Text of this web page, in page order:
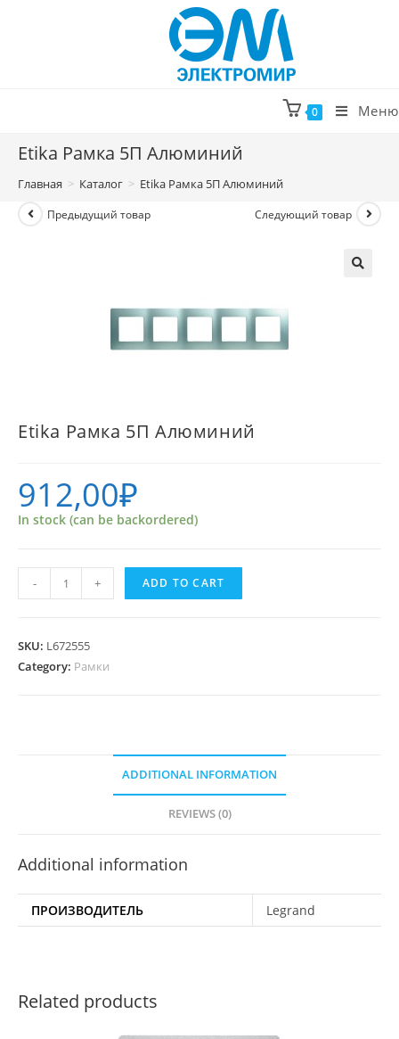
0 Меню
Etika Рамка 5П Алюминий
Главная > Каталог > Etika Рамка 5П Алюминий
Предыдущий товар Следующий товар
Etika Рамка 5П Алюминий
912,00₽
In stock (can be backordered)
Рамка
Алюминий
quantity
- + ADD TO CART
SKU: L672555
Category: Рамки
ADDITIONAL INFORMATION
REVIEWS (0)
Additional information
ПРОИЗВОДИТЕЛЬ Legrand
Related products